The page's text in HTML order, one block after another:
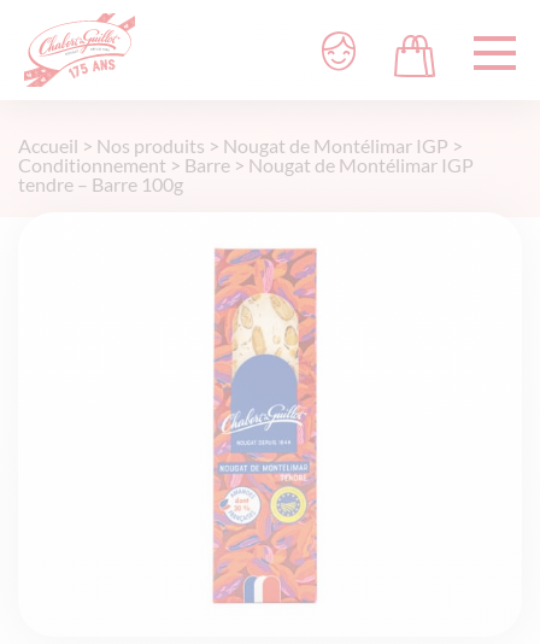
Accueil > Nos produits > Nougat de Montélimar IGP >
Conditionnement > Barre > Nougat de Montélimar IGP
tendre – Barre 100g